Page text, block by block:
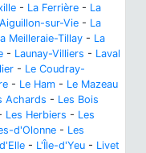
- La Ferrière - La
sur-Vie - La
Meilleraie-Tillay - La
- Launay-Villiers - Laval
- Le Coudray-
- Le Ham - Le Mazeau
Achards - Les Bois
Les Herbiers - Les
d'Olonne - Les
- L'Île-d'Yeu - Livet